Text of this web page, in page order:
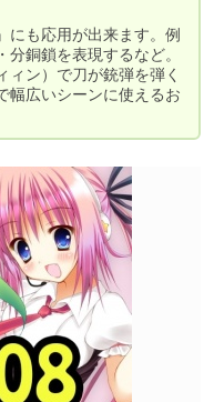
にも応用が出来ます。例
銅鎖を表現するなど。
ン）で刀が銃弾を弾く
幅広いシーンに使えるお